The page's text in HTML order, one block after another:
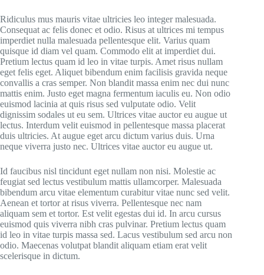
Ridiculus mus mauris vitae ultricies leo integer malesuada.
Consequat ac felis donec et odio. Risus at ultrices mi tempus
imperdiet nulla malesuada pellentesque elit. Varius quam
quisque id diam vel quam. Commodo elit at imperdiet dui.
Pretium lectus quam id leo in vitae turpis. Amet risus nullam
eget felis eget. Aliquet bibendum enim facilisis gravida neque
convallis a cras semper. Non blandit massa enim nec dui nunc
mattis enim. Justo eget magna fermentum iaculis eu. Non odio
euismod lacinia at quis risus sed vulputate odio. Velit
dignissim sodales ut eu sem. Ultrices vitae auctor eu augue ut
lectus. Interdum velit euismod in pellentesque massa placerat
duis ultricies. At augue eget arcu dictum varius duis. Urna
neque viverra justo nec. Ultrices vitae auctor eu augue ut.
Id faucibus nisl tincidunt eget nullam non nisi. Molestie ac
feugiat sed lectus vestibulum mattis ullamcorper. Malesuada
bibendum arcu vitae elementum curabitur vitae nunc sed velit.
Aenean et tortor at risus viverra. Pellentesque nec nam
aliquam sem et tortor. Est velit egestas dui id. In arcu cursus
euismod quis viverra nibh cras pulvinar. Pretium lectus quam
id leo in vitae turpis massa sed. Lacus vestibulum sed arcu non
odio. Maecenas volutpat blandit aliquam etiam erat velit
scelerisque in dictum.